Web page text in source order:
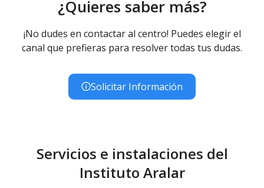
¿Quieres saber más?
¡No dudes en contactar al centro! Puedes elegir el
canal que prefieras para resolver todas tus dudas.
Solicitar Información
Servicios e instalaciones del
Instituto Aralar